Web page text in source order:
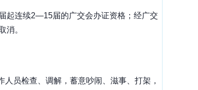
起连续2—15届的广交会办证资格；经广交
消。
员检查、调解，蓄意吵闹、滋事、打架，